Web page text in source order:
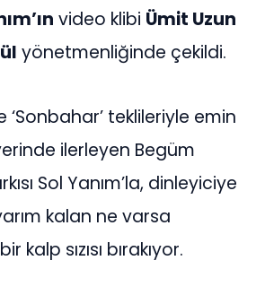
video klibi Ümit Uzun
yönetmenliğinde çekildi.
‘Sonbahar’ teklileriyle emin
ilerleyen Begüm
Sol Yanım’la, dinleyiciye
kalan ne varsa
kalp sızısı bırakıyor.